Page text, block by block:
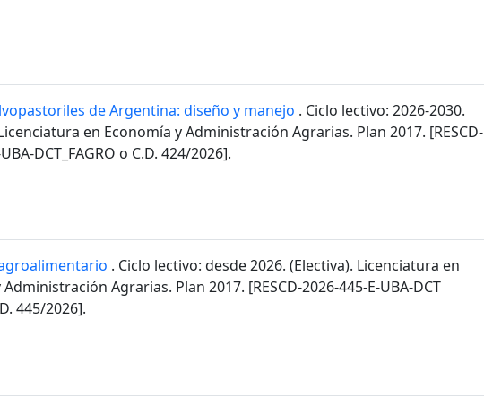
de Argentina: diseño y manejo . Ciclo lectivo: 2026-2030.
en Economía y Administración Agrarias. Plan 2017. [RESCD-
DCT_FAGRO o C.D. 424/2026].
. Ciclo lectivo: desde 2026. (Electiva). Licenciatura en
Agrarias. Plan 2017. [RESCD-2026-445-E-UBA-DCT
445/2026].